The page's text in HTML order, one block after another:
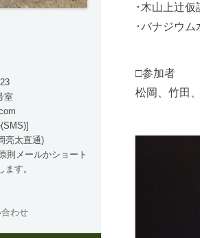
･木山上辻
･バナジウム
□参加者
松岡、竹田
室
亮太直通)
則メールかショート
す。
わせ